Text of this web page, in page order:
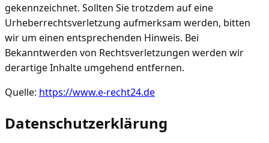
gekennzeichnet. Sollten Sie trotzdem auf eine
Urheberrechtsverletzung aufmerksam werden, bitten
wir um einen entsprechenden Hinweis. Bei
Bekanntwerden von Rechtsverletzungen werden wir
derartige Inhalte umgehend entfernen.
Quelle: https://www.e-recht24.de
Datenschutzerklärung